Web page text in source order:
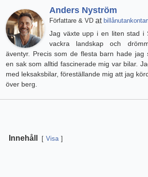
Anders Nyström
Författare & VD at
Jag växte upp i en liten stad i
vackra landskap och
äventyr. Precis som de flesta barn hade jag
en sak som alltid fascinerade mig var bilar.
med leksaksbilar, föreställande mig att jag
över berg.
Innehåll Visa